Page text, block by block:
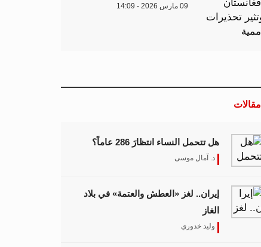
09 مارس 2026 - 14:09
مقالات
هل تتحمل النساء انتظارَ 286 عاماً؟
د. آمال موسى
إيران.. لغز «العطش والعتمة» في بلاد
الغاز
وليد خدوري